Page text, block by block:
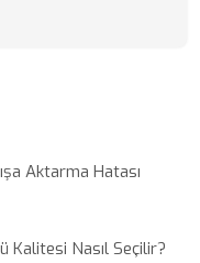
Aktarma Hatası
Kalitesi Nasıl Seçilir?